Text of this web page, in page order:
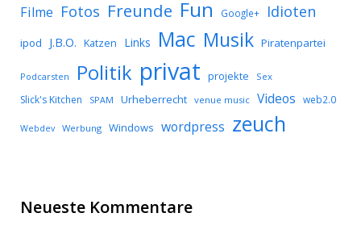
Filme Fotos Freunde Fun Google+ Idioten
ipod J.B.O. Katzen Links Mac Musik Piratenpartei
Podcarsten Politik privat projekte Sex
Slick's Kitchen SPAM Urheberrecht venue music Videos web2.0
Webdev Werbung Windows wordpress zeuch
Neueste Kommentare